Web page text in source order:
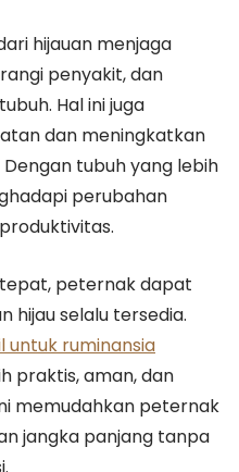
hijauan menjaga
penyakit, dan
Hal ini juga
dan meningkatkan
tubuh yang lebih
perubahan
peternak dapat
hijau selalu tersedia.
untuk ruminansia
praktis, aman, dan
memudahkan peternak
jangka panjang tanpa